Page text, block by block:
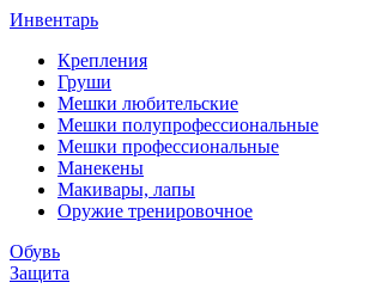
Инвентарь
Крепления
Груши
Мешки любительские
Мешки полупрофессиональные
Мешки профессиональные
Манекены
Макивары, лапы
Оружие тренировочное
Обувь
Защита